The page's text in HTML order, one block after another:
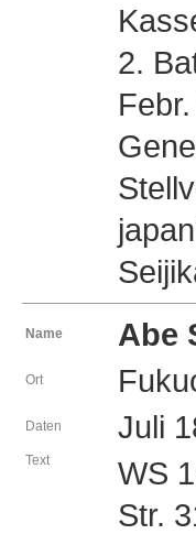
2.
Name Abe
Ort
Daten Juli
Text
WS
Str.